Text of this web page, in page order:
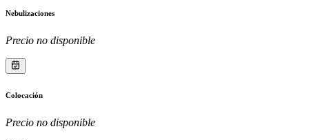
Nebulizaciones
Precio no disponible
Colocación
Precio no disponible